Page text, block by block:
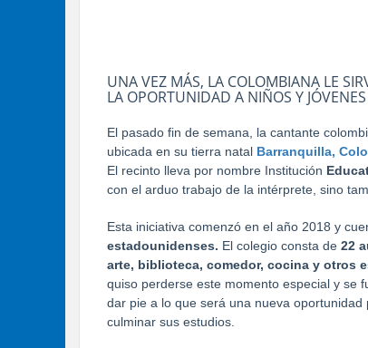
UNA VEZ MÁS, LA COLOMBIANA LE
LA OPORTUNIDAD A NIÑOS Y
El pasado fin de semana, la cantante
ubicada en su tierra natal Barranquilla,
El recinto lleva por nombre Institución
con el arduo trabajo de la intérprete, sino
Esta iniciativa comenzó en el año 2018 y
estadounidenses. El colegio consta de 22
arte, biblioteca, comedor, cocina y otros
quiso perderse este momento especial y se
dar pie a lo que será una nueva
culminar sus estudios.